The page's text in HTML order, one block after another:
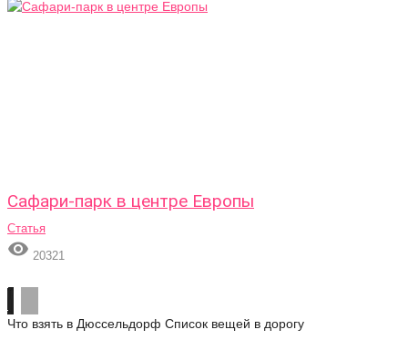
Сафари-парк в центре Европы
Статья
 20321
Что взять в Дюссельдорф Список вещей в дорогу